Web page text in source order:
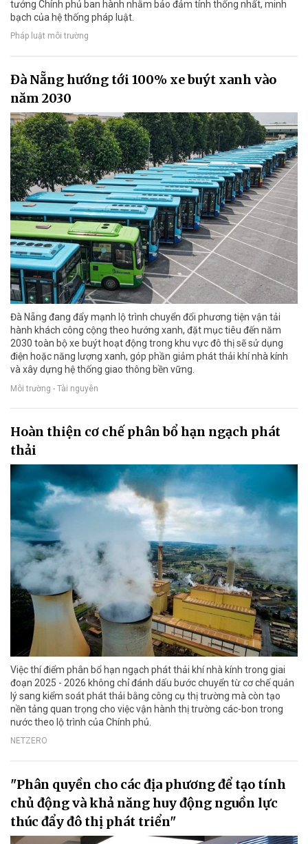
tướng Chính phủ ban hành nhằm bảo đảm tính thống nhất, minh
bạch của hệ thống pháp luật.
Pháp luật môi trường
Đà Nẵng hướng tới 100% xe buýt xanh vào
năm 2030
Đà Nẵng đang đẩy mạnh lộ trình chuyển đổi phương tiện vận tải
hành khách công cộng theo hướng xanh, đặt mục tiêu đến năm
2030 toàn bộ xe buýt hoạt động trong khu vực đô thị sẽ sử dụng
điện hoặc năng lượng xanh, góp phần giảm phát thải khí nhà kính
và xây dựng hệ thống giao thông bền vững.
Môi trường - Tài nguyên
Hoàn thiện cơ chế phân bổ hạn ngạch phát
thải
Việc thí điểm phân bổ hạn ngạch phát thải khí nhà kính trong giai
đoạn 2025 - 2026 không chỉ đánh dấu bước chuyển từ cơ chế quản
lý sang kiểm soát phát thải bằng công cụ thị trường mà còn tạo
nền tảng quan trọng cho việc vận hành thị trường các-bon trong
nước theo lộ trình của Chính phủ.
NETZERO
"Phân quyền cho các địa phương để tạo tính
chủ động và khả năng huy động nguồn lực
thúc đẩy đô thị phát triển"